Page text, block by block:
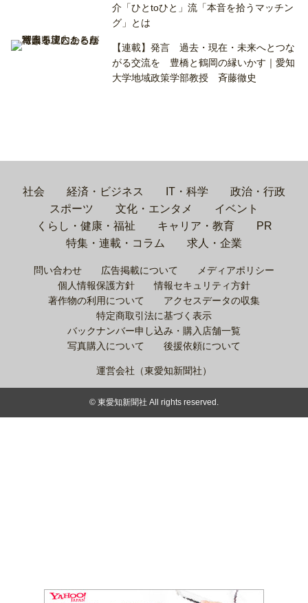
介「ひとtoひと」流「本音を拾うマッチン
グ」とは
【連載】発言 過去・現在・未来へとつな
がる交流を 豊橋と鶴岡の縁いかす｜愛知
大学地域政策学部教授 斉藤徹史
社会 経済・ビジネス IT・科学
政治・行政
スポーツ
文化・エンタメ
イベント
くらし・健康・福祉
キャリア・教育
PR
特集・連載・コラム
求人・企業
問い合わせ 広告掲載について
メディアポリシー
個人情報保護方針
情報セキュリティ方針
著作物の利用について
アクセスデータの収集
特定商取引法に基づく表示
バックナンバー申し込み・購入店舗一覧
写真購入について
後援依頼について
運営会社（東愛知新聞社）
© 東愛知新聞社 All rights reserved.